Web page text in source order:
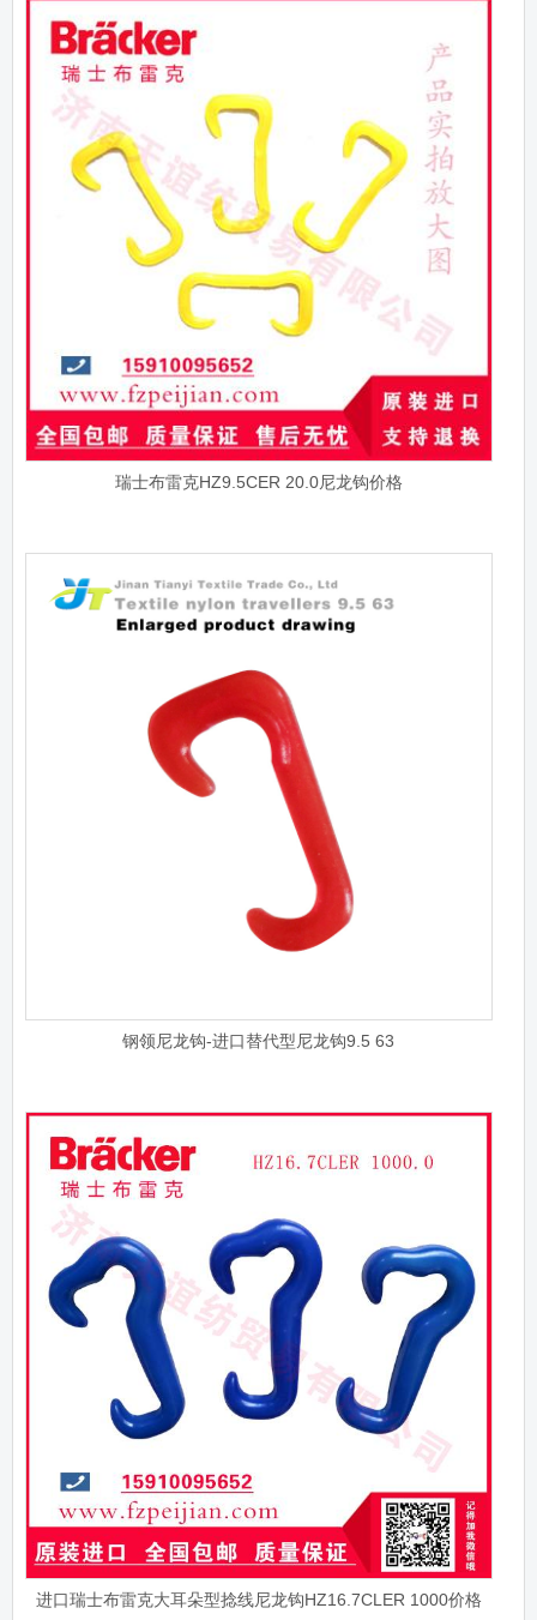
瑞士布雷克HZ9.5CER 20.0尼龙钩价格
钢领尼龙钩-进口替代型尼龙钩9.5 63
进口瑞士布雷克大耳朵型捻线尼龙钩HZ16.7CLER 1000价格